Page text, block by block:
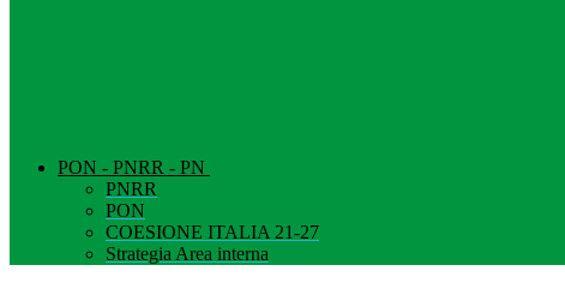
PON - PNRR - PN
PNRR
PON
COESIONE ITALIA 21-27
Strategia Area interna